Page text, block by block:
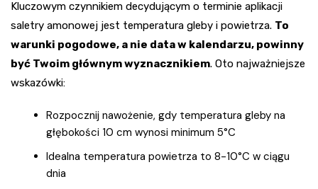
Kluczowym czynnikiem decydującym o terminie aplikacji
saletry amonowej jest temperatura gleby i powietrza. To
warunki pogodowe, a nie data w kalendarzu, powinny
być Twoim głównym wyznacznikiem. Oto najważniejsze
wskazówki:
Rozpocznij nawożenie, gdy temperatura gleby na
głębokości 10 cm wynosi minimum 5°C
Idealna temperatura powietrza to 8-10°C w ciągu
dnia